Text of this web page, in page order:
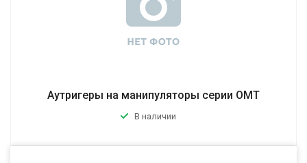
Аутригеры на манипуляторы серии ОМТ
В наличии